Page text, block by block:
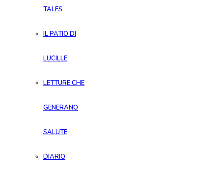
TALES
IL PATIO DI
LUCILLE
LETTURE CHE
GENERANO
SALUTE
DIARIO